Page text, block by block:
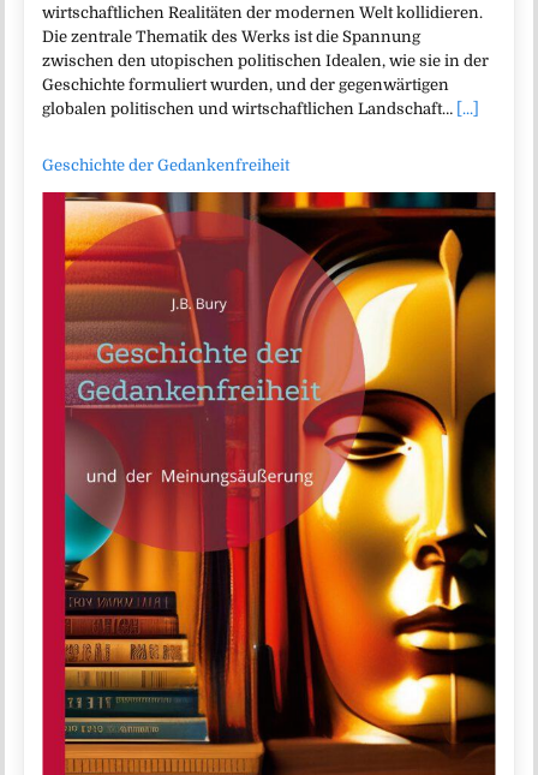
wirtschaftlichen Realitäten der modernen Welt kollidieren.
Die zentrale Thematik des Werks ist die Spannung
zwischen den utopischen politischen Idealen, wie sie in der
Geschichte formuliert wurden, und der gegenwärtigen
globalen politischen und wirtschaftlichen Landschaft… [...]
Geschichte der Gedankenfreiheit